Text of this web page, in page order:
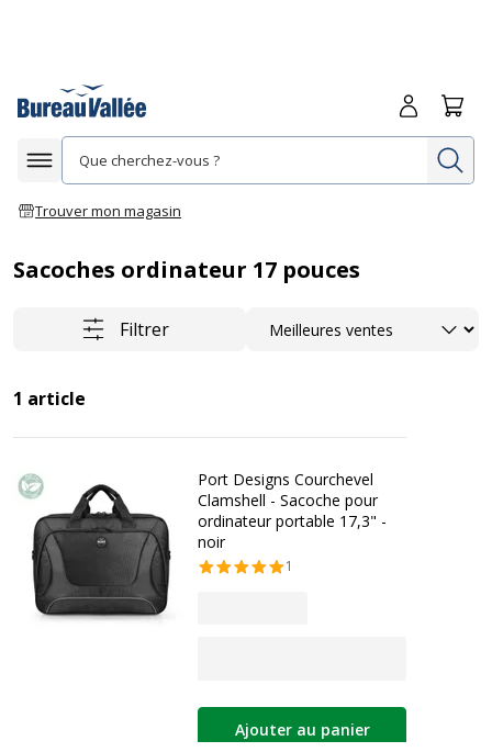
Afficher la navigation
Trouver mon magasin
Me
Sacoches ordinateur 17 pouces
Filtrer Trier
1 article
Port Designs Courchevel
Clamshell - Sacoche pour
ordinateur portable 17,3" -
noir
1
Ajouter au panier